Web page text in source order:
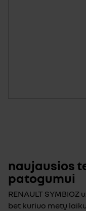
naujausios
patogumui
RENAULT
bet kuriuo metų